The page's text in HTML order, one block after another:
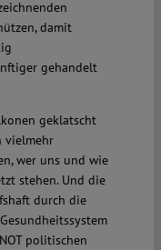
damit
gehandelt
geklatscht
vielmehr
wer uns und wie
stehen. Und die
durch die
politischen